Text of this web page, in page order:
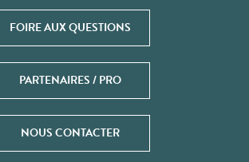
FOIRE AUX QUESTIONS
PARTENAIRES / PRO
NOUS CONTACTER